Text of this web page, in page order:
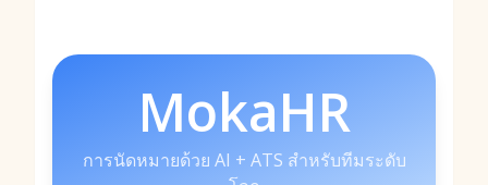
MokaHR
การนัดหมายด้วย AI + ATS สำหรับทีมระดับ